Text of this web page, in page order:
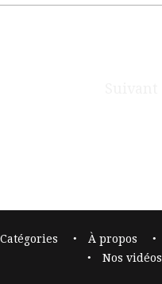
Catégories À propos
Nos vidéos